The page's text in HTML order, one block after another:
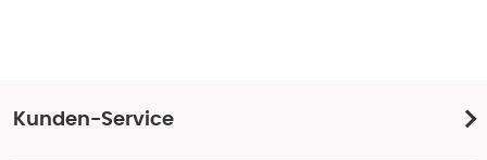
Kunden-Service